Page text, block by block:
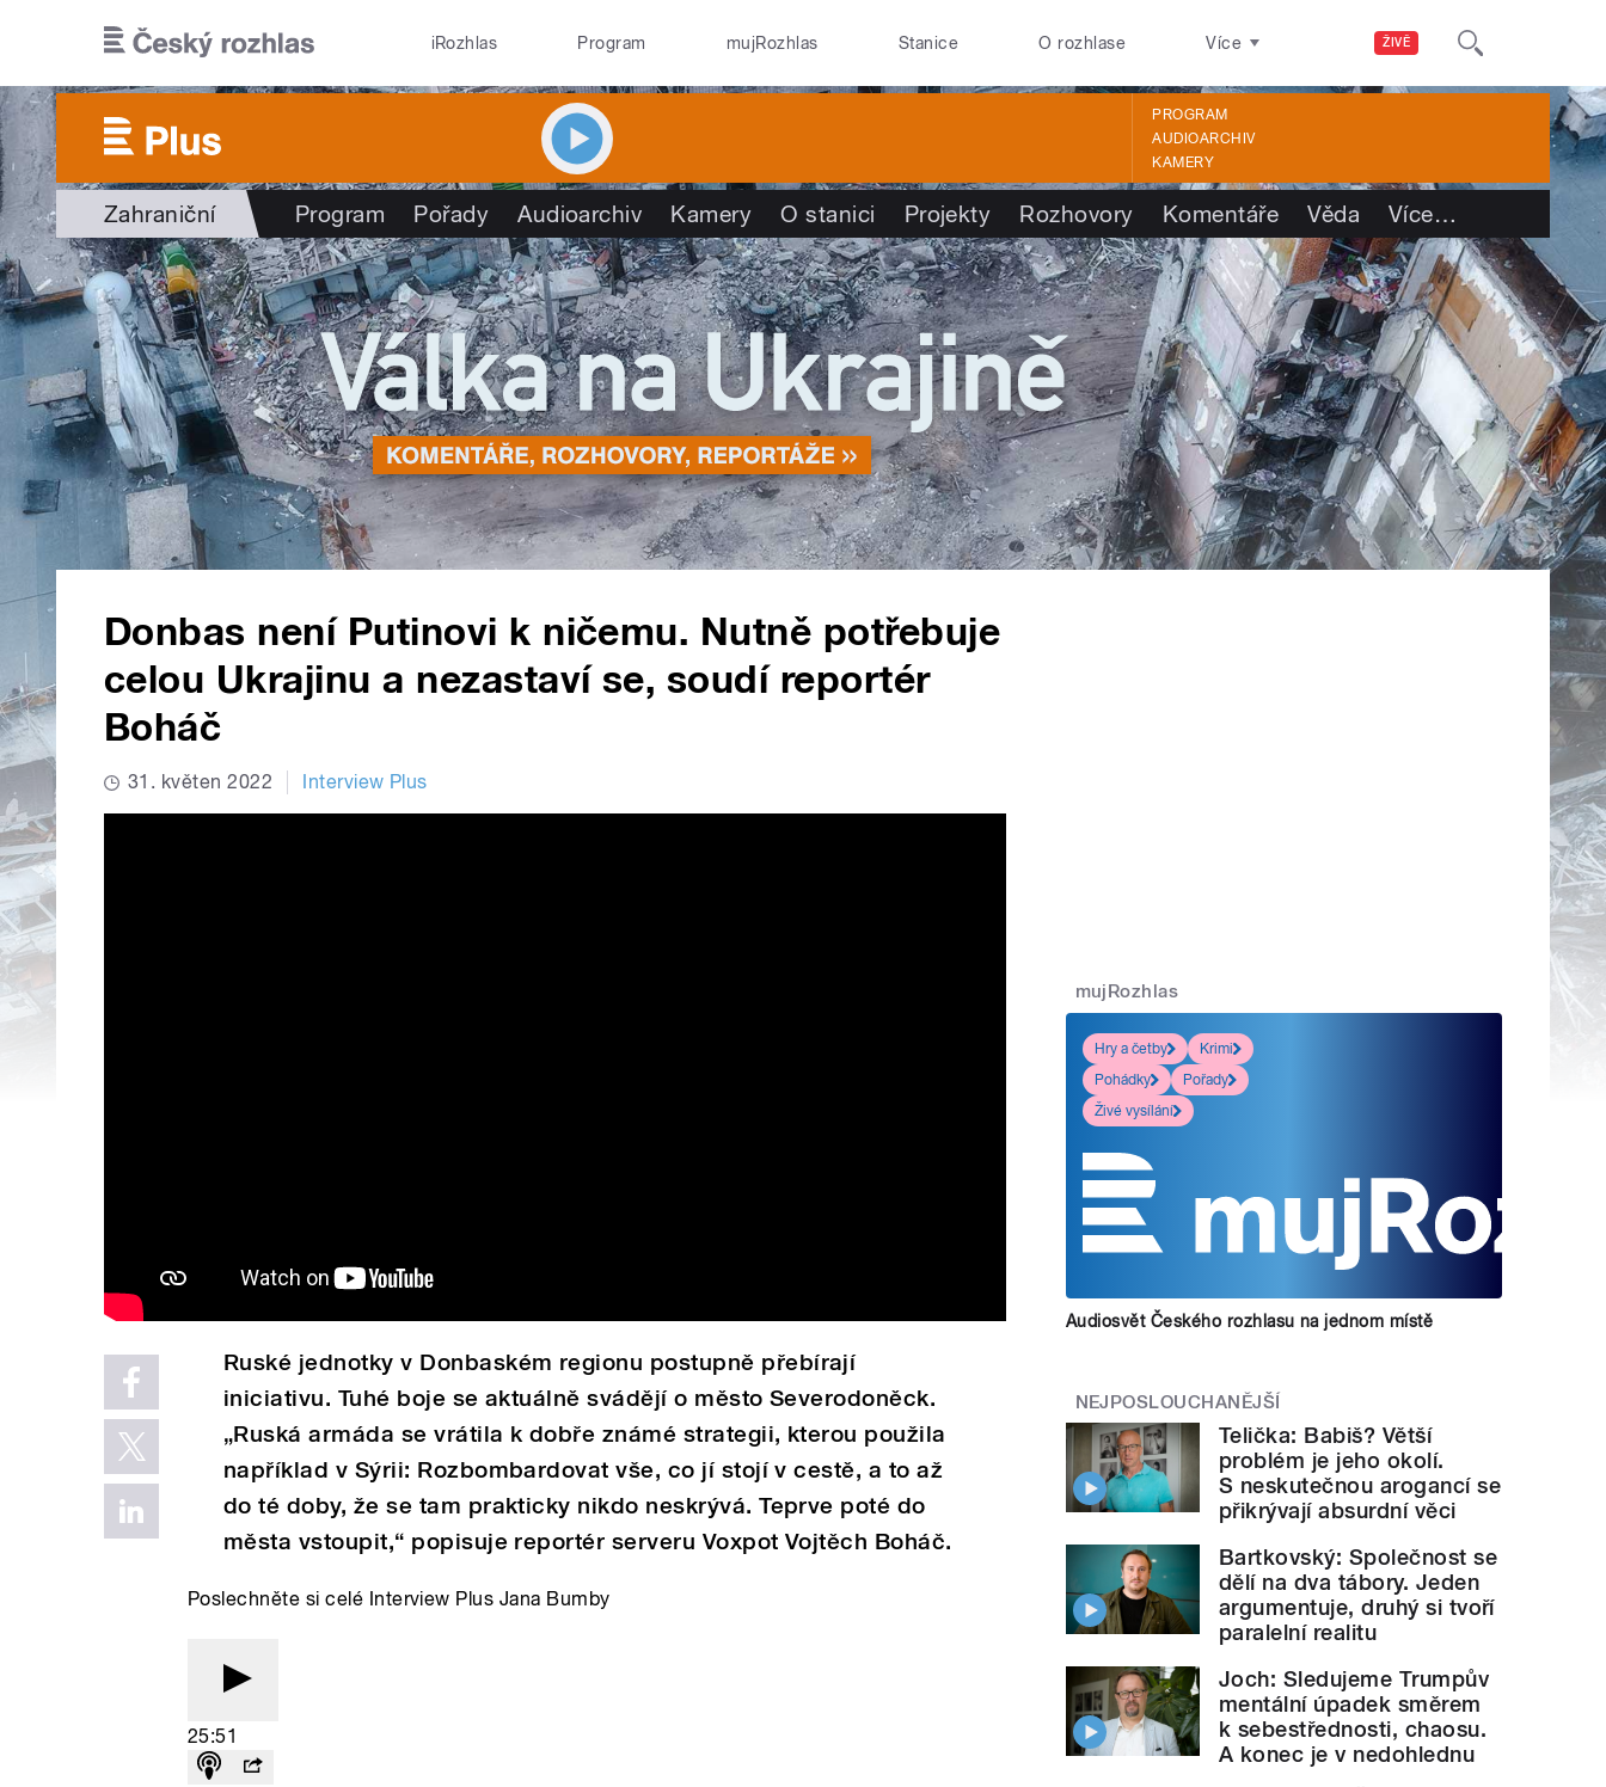
ŽIVĚ
iRozhlas Program mujRozhlas Stanice O rozhlase Více
PROGRAM
AUDIOARCHIV
KAMERY
Zahraniční Program Pořady Audioarchiv Kamery O stanici Projekty Rozhovory Komentáře Věda Více…
Donbas není Putinovi k ničemu. Nutně potřebuje
celou Ukrajinu a nezastaví se, soudí reportér
Boháč
31. květen 2022 Interview Plus
Ruské jednotky v Donbaském regionu postupně přebírají
iniciativu. Tuhé boje se aktuálně svádějí o město Severodoněck.
„Ruská armáda se vrátila k dobře známé strategii, kterou použila
například v Sýrii: Rozbombardovat vše, co jí stojí v cestě, a to až
do té doby, že se tam prakticky nikdo neskrývá. Teprve poté do
města vstoupit,“ popisuje reportér serveru Voxpot Vojtěch Boháč.
Poslechněte si celé Interview Plus Jana Bumby
25:51
mujRozhlas
Hry a četby
Krimi
Pohádky
Pořady
Živé vysílání
Audiosvět Českého rozhlasu na jednom místě
NEJPOSLOUCHANĚJŠÍ
Telička: Babiš? Větší
problém je jeho okolí.
S neskutečnou arogancí se
přikrývají absurdní věci
Bartkovský: Společnost se
dělí na dva tábory. Jeden
argumentuje, druhý si tvoří
paralelní realitu
Joch: Sledujeme Trumpův
mentální úpadek směrem
k sebestřednosti, chaosu.
A konec je v nedohlednu